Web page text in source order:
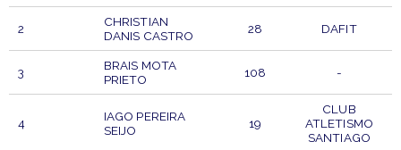
2
CHRISTIAN
DANIS CASTRO
28 DAFIT
3
BRAIS MOTA
PRIETO
108 -
4
IAGO PEREIRA
SEIJO
19
CLUB
ATLETISMO
SANTIAGO